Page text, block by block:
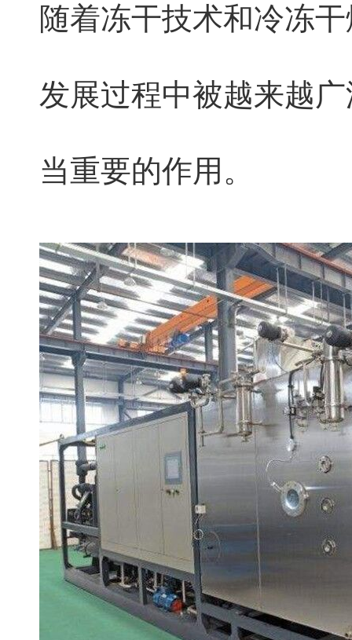
随着冻干技术和冷冻
发展过程中被越来越
当重要的作用。